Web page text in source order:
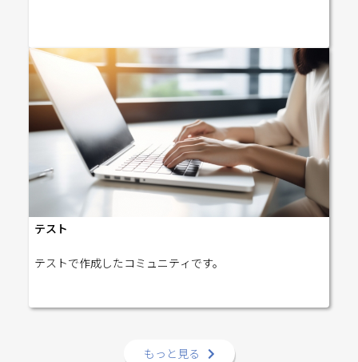
テスト
テストで作成したコミュニティです。
もっと見る